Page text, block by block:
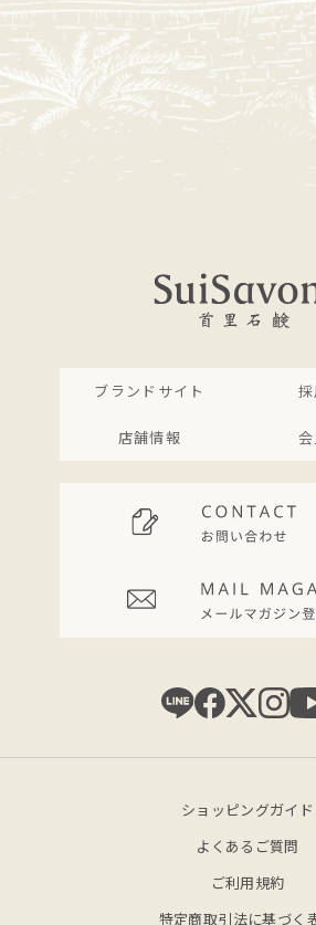
ブランドサイト
店舗情報
ショッピングガイド
よくあるご質問
ご利用規約
特定商取引法に基づく